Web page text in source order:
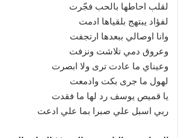
لقلب احاطها بالحب فجّرت
لفؤاد يبتهج بلقياها ادمت
وانا اوصالي ببعدها ارتجفت
وعروق دمي تلاشت ونزفت
وعيناي ما عادت ترى ولا ابصرت
لهول ما جرى بكت وادمعت
يا قميص يوسف رد لها ما فقدت
ربي اسبل علي صبرا بما علي ادعت